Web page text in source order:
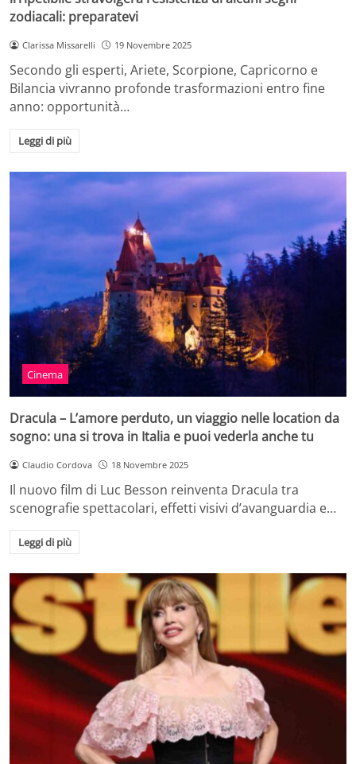
zodiacali: preparatevi
Clarissa Missarelli 19 Novembre 2025
Secondo gli esperti, Ariete, Scorpione, Capricorno e
Bilancia vivranno profonde trasformazioni entro fine
anno: opportunità…
Leggi di più
Cinema
Dracula – L’amore perduto, un viaggio nelle location da
sogno: una si trova in Italia e puoi vederla anche tu
Claudio Cordova 18 Novembre 2025
Il nuovo film di Luc Besson reinventa Dracula tra
scenografie spettacolari, effetti visivi d’avanguardia e…
Leggi di più